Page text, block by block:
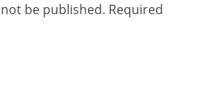
be published. Required